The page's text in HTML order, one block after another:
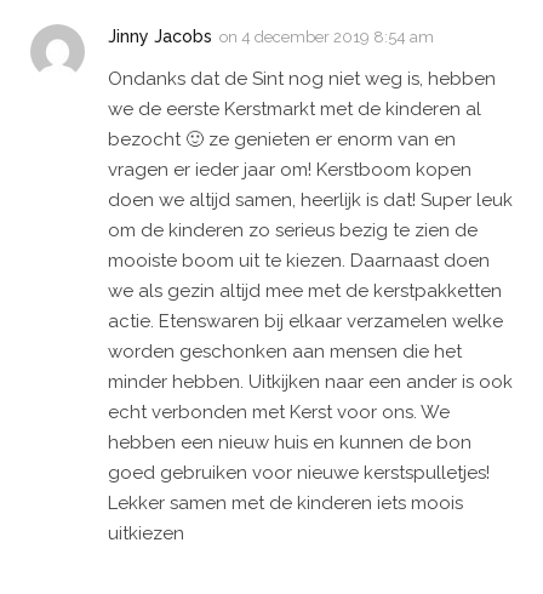
Jinny Jacobs on 4 december 2019 8:54 am
Ondanks dat de Sint nog niet weg is, hebben
we de eerste Kerstmarkt met de kinderen al
bezocht 🙂 ze genieten er enorm van en
vragen er ieder jaar om! Kerstboom kopen
doen we altijd samen, heerlijk is dat! Super leuk
om de kinderen zo serieus bezig te zien de
mooiste boom uit te kiezen. Daarnaast doen
we als gezin altijd mee met de kerstpakketten
actie. Etenswaren bij elkaar verzamelen welke
worden geschonken aan mensen die het
minder hebben. Uitkijken naar een ander is ook
echt verbonden met Kerst voor ons. We
hebben een nieuw huis en kunnen de bon
goed gebruiken voor nieuwe kerstspulletjes!
Lekker samen met de kinderen iets moois
uitkiezen